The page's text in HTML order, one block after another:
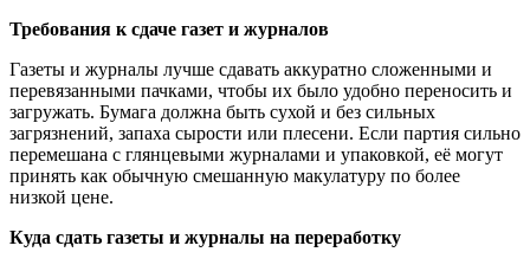
Требования к сдаче газет и журналов
Газеты и журналы лучше сдавать аккуратно сложенными и
перевязанными пачками, чтобы их было удобно переносить и
загружать. Бумага должна быть сухой и без сильных
загрязнений, запаха сырости или плесени. Если партия сильно
перемешана с глянцевыми журналами и упаковкой, её могут
принять как обычную смешанную макулатуру по более
низкой цене.
Куда сдать газеты и журналы на переработку